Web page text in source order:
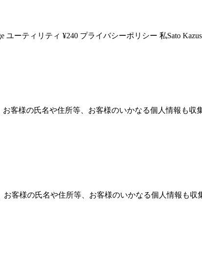
ティリティ ¥240 プライバシーポリシー 私Sato
客様の氏名や住所等、お客様のいかなる個人情報も収
客様の氏名や住所等、お客様のいかなる個人情報も